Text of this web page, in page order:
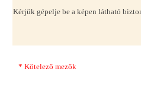
Kérjük gépelje be a képen látható
* Kötelező mezők